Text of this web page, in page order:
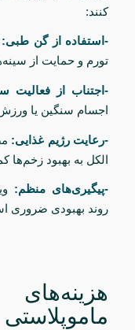
کنند:
-استفاده از گن طبی:
تورم و حمایت از
-اجتناب از فعالیت
اجسام سنگین یا
-رعایت رژیم غذایی:
الکل به بهبود زخم‌ها
-پیگیری‌های منظم:
روند بهبودی ضروری
ماموپلاستی